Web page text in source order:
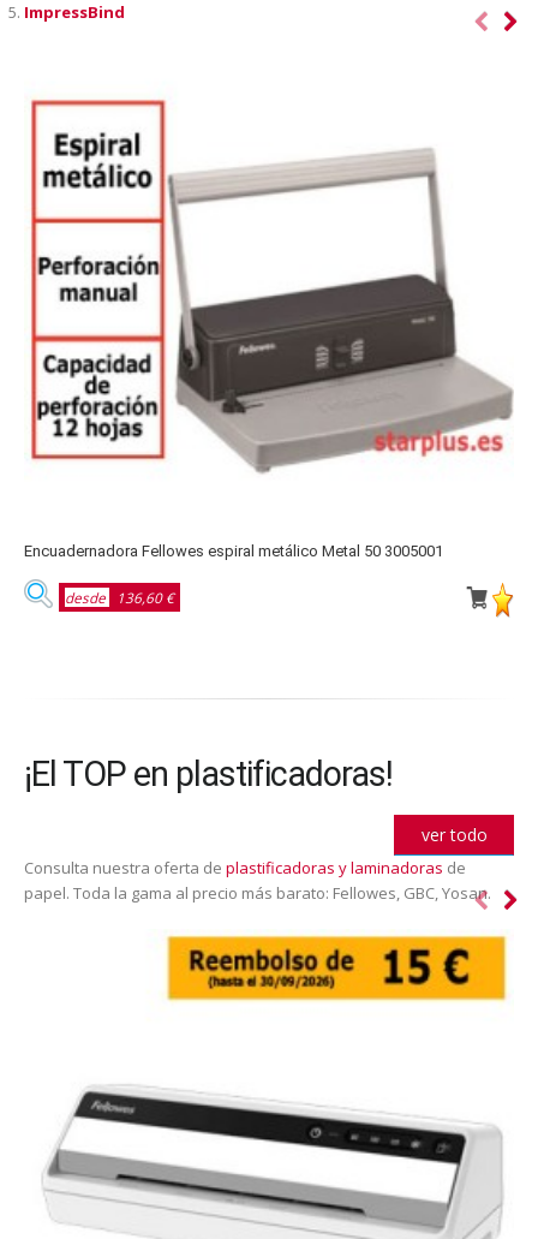
ImpressBind
Encuadernadora Fellowes espiral metálico Metal 50 3005001
desde 136,60 €
¡El TOP en plastificadoras!
ver todo
Consulta nuestra oferta de plastificadoras y laminadoras de
papel. Toda la gama al precio más barato: Fellowes, GBC, Yosan.